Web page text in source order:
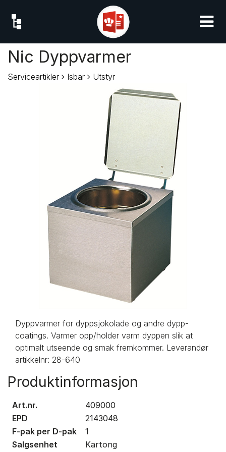
Nic Dyppvarmer
Serviceartikler Isbar Utstyr
Dyppvarmer for dyppsjokolade og andre dypp-
coatings. Varmer opp/holder varm dyppen slik at
optimalt utseende og smak fremkommer. Leverandør
artikkelnr: 28-640
Produktinformasjon
Art.nr.
409000
EPD
2143048
F-pak per D-pak
1
Salgsenhet
Kartong